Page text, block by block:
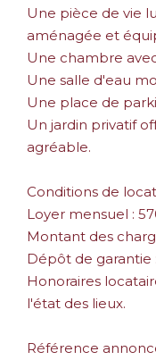
Une pièce de vie
aménagée et
Une chambre
Une salle d'eau
Une place de
Un jardin privatif
agréable.
Conditions de
Loyer mensuel :
Montant des
Dépôt de garantie
Honoraires
l'état des lieux.
Référence